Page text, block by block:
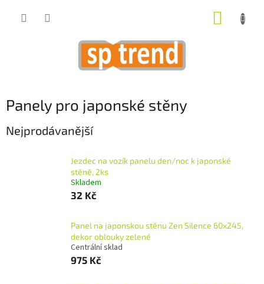
Panely pro japonské stěny
Nejprodávanější
Jezdec na vozík panelu den/noc k japonské
stěně, 2ks
Skladem
32 Kč
Panel na japonskou stěnu Zen Silence 60x245,
dekor oblouky zelené
Centrální sklad
975 Kč